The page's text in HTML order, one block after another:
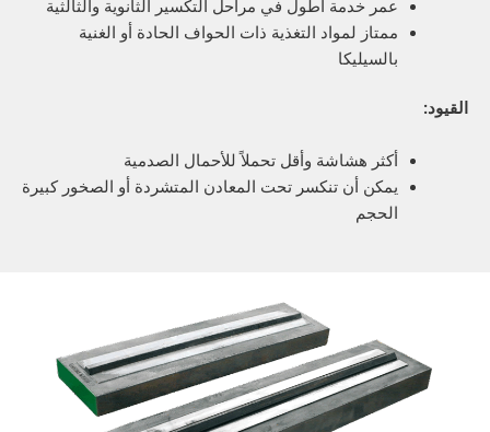
عمر خدمة أطول في مراحل التكسير الثانوية والثالثية
ممتاز لمواد التغذية ذات الحواف الحادة أو الغنية
أكثر هشاشة وأقل تحملاً للأحمال الصدمية
يمكن أن تنكسر تحت المعادن المتشردة أو الصخور كبيرة